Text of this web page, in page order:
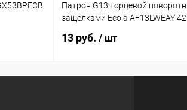
Патрон G13 торцевой
защелками Ecola AF13LWEAY
13 руб. / шт